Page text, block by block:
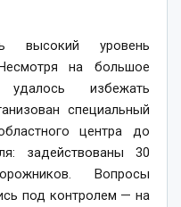
высокий уровень
на большое
удалось избежать
специальный
центра до
задействованы 30
Вопросы
под контролем — на